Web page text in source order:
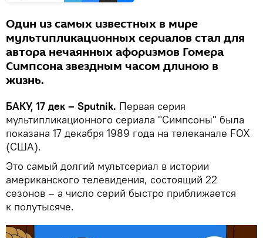
Один из самых известных в мире
мультипликационных сериалов стал для
автора нечаянных афоризмов Гомера
Симпсона звездным часом длиною в
жизнь.
БАКУ, 17 дек – Sputnik. Первая серия
мультипликационного сериала "Симпсоны" была
показана 17 декабря 1989 года на телеканале FOX
(США).
Это самый долгий мультсериал в истории
американского телевидения, состоящий 22
сезонов – а число серий быстро приближается
к полутысяче.